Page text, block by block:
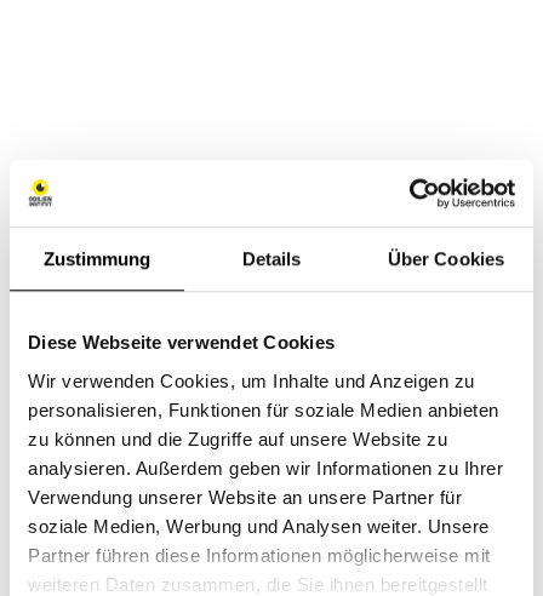
Zustimmung Details Über Cookies
Diese Webseite verwendet Cookies
Wir verwenden Cookies, um Inhalte und Anzeigen zu
personalisieren, Funktionen für soziale Medien anbieten
zu können und die Zugriffe auf unsere Website zu
analysieren. Außerdem geben wir Informationen zu Ihrer
Verwendung unserer Website an unsere Partner für
soziale Medien, Werbung und Analysen weiter. Unsere
Partner führen diese Informationen möglicherweise mit
weiteren Daten zusammen, die Sie ihnen bereitgestellt
KURATORIUM
DIE MITGLIEDER
Mag. Peter Pratl
Ehrenamtlicher Obmann
RA Dr. Christian Schoberl
Obmann-Stellvertreter
RA MMag. Dr. Herbert Greiml